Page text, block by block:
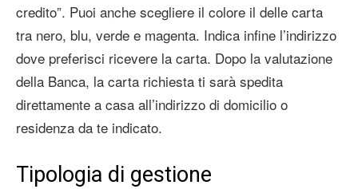
credito”. Puoi anche scegliere il colore il delle carta
tra nero, blu, verde e magenta. Indica infine l’indirizzo
dove preferisci ricevere la carta. Dopo la valutazione
della Banca, la carta richiesta ti sarà spedita
direttamente a casa all’indirizzo di domicilio o
residenza da te indicato.
Tipologia di gestione